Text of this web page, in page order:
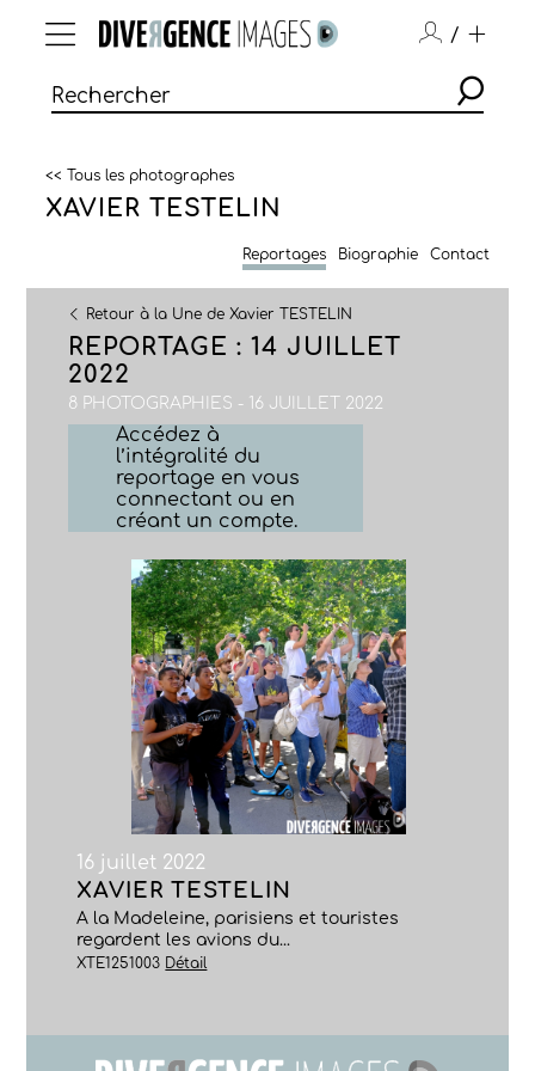
/
<< Tous les photographes
XAVIER TESTELIN
Reportages Biographie Contact
Retour à la Une de Xavier TESTELIN
REPORTAGE : 14 JUILLET
2022
8 PHOTOGRAPHIES - 16 JUILLET 2022
Accédez à
l’intégralité du
reportage en vous
connectant ou en
créant un compte.
16 juillet 2022
XAVIER TESTELIN
A la Madeleine, parisiens et touristes
regardent les avions du...
XTE1251003 Détail